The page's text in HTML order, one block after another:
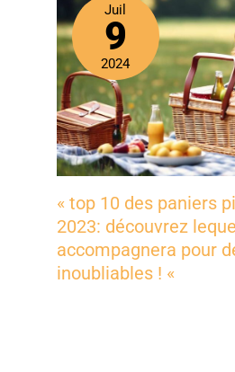
Juil
9
2024
« top 10 des paniers
2023: découvrez
accompagnera pour
inoubliables ! «